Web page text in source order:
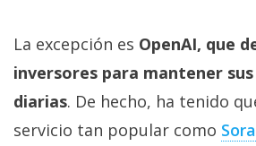
La excepción es OpenAI, que
inversores para mantener
diarias. De hecho, ha tenido
servicio tan popular como Sora‎